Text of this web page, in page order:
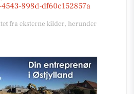
898d-df60c152857a
fra eksterne kilder, herunder